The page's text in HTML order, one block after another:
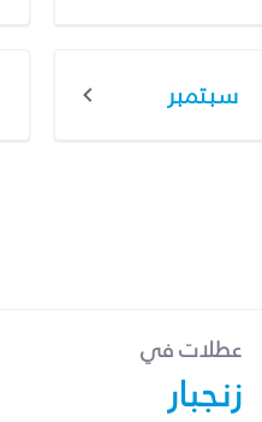
سبتمبر
عطلات في
زنجبار